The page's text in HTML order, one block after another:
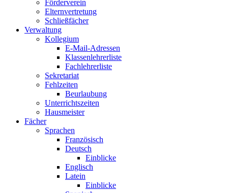
Förderverein
Elternvertretung
Schließfächer
Verwaltung
Kollegium
E-Mail-Adressen
Klassenlehrerliste
Fachlehrerliste
Sekretariat
Fehlzeiten
Beurlaubung
Unterrichtszeiten
Hausmeister
Fächer
Sprachen
Französisch
Deutsch
Einblicke
Englisch
Latein
Einblicke